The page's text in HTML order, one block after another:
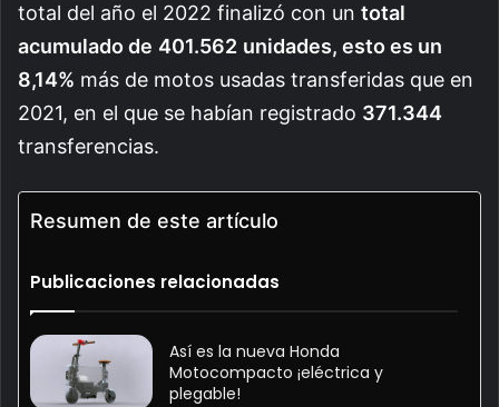
total del año el 2022 finalizó con un total
acumulado de 401.562 unidades, esto es un
8,14% más de motos usadas transferidas que en
2021, en el que se habían registrado 371.344
transferencias.
Resumen de este artículo
Publicaciones relacionadas
Así es la nueva Honda
Motocompacto ¡eléctrica y
plegable!